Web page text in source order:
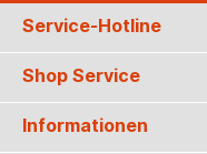
Service-Hotline
Shop Service
Informationen